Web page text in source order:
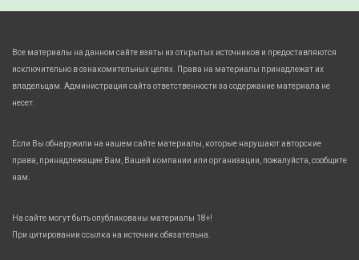
Все материалы на данном сайте взяты из открытых источников и предоставляются
исключительно в ознакомительных целях. Права на материалы принадлежат их
владельцам. Администрация сайта ответственности за содержание материала не
несет.
Если Вы обнаружили на нашем сайте материалы, которые нарушают авторские
права, принадлежащие Вам, Вашей компании или организации, пожалуйста, сообщите
нам.
На сайте могут быть опубликованы материалы 18+!
При цитировании ссылка на источник обязательна.